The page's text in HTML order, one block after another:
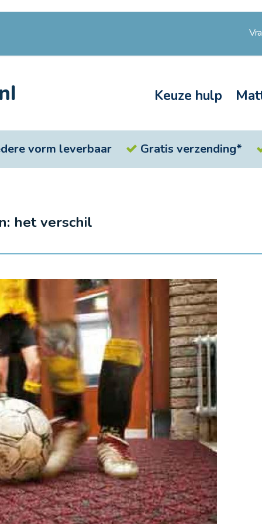
Keuze hulp
vorm leverbaar Gratis verzending*
het verschil